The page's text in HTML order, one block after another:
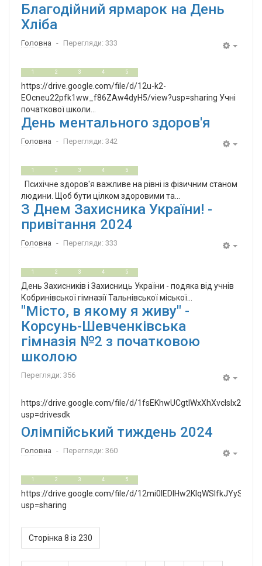
Благодійний ярмарок на День
Хліба
Головна Перегляди: 333
1 2 3 4 5
https://drive.google.com/file/d/12u-k2-
EOcneu22pfk1ww_f86ZAw4dyH5/view?usp=sharing Учні
початкової школи...
День ментального здоров'я
Головна Перегляди: 342
1 2 3 4 5
Психічне здоров'я важливе на рівні із фізичним станом
людини. Щоб бути цілком здоровими та...
З Днем Захисника України! -
привітання 2024
Головна Перегляди: 333
1 2 3 4 5
День Захисників і Захисниць України - подяка від учнів
Кобринівської гімназії Тальнівської міської...
"Місто, в якому я живу" -
Корсунь-Шевченківська
гімназія №2 з початковою
школою
Перегляди: 356
https://drive.google.com/file/d/
usp=drivesdk
Олімпійський тиждень 2024
Головна Перегляди: 360
1 2 3 4 5
https://drive.google.com/file/d/
usp=sharing
Сторінка 8 із 230